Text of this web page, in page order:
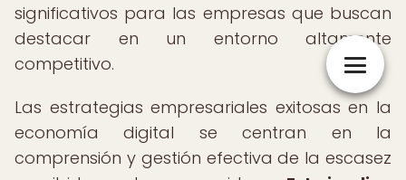
significativos para las empresas que buscan
destacar en un entorno altamente
competitivo.
Las estrategias empresariales exitosas en la
economía digital se centran en la
comprensión y gestión efectiva de la escasez